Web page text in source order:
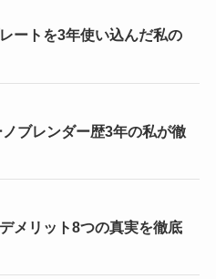
ートを3年使い込んだ私の
ブレンダー歴3年の私が徹
メリット8つの真実を徹底